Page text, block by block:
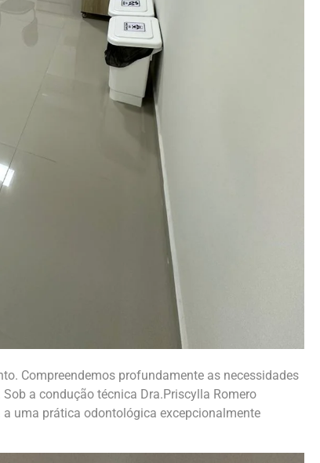
Compreendemos profundamente as necessidades
a condução técnica Dra.Priscylla Romero
uma prática odontológica excepcionalmente